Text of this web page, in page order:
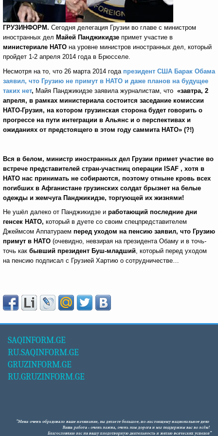
ГРУЗИНФОРМ. Сегодня делегация Грузии во главе с министром
иностранных дел Майей Панджикидзе примет участие в
министериале НАТО на уровне министров иностранных дел, который
пройдет 1-2 апреля 2014 года в Брюсселе.
Несмотря на то, что 26 марта 2014 года президент США Барак Обама
заявил, что Грузию не примут в НАТО и даже планов на будущее
таких нет, Майя Панджикидзе заявила журналистам, что «завтра, 2
апреля, в рамках министериала состоится заседание комиссии
НАТО-Грузия, на котором грузинская сторона будет говорить о
прогрессе на пути интеграции в Альянс и о перспективах и
ожиданиях от предстоящего в этом году саммита НАТО» (?!)
Вся в белом, министр иностранных дел Грузии примет участие во
встрече представителей стран-участниц операции ISAF , хотя в
НАТО нас принимать не собираются, поэтому отныне кровь всех
погибших в Афганистане грузинских солдат брызнет на белые
одежды и жемчуга Панджикидзе, торгующей их жизнями!
Не ушёл далеко от Панджикидзе и работающий последние дни
генсек НАТО, который в дуете со своим спецпредставителем
Джеймсом Аппатураем перед уходом на пенсию заявил, что Грузию
примут в НАТО (очевидно, невзирая на президента Обаму и в точь-
точь как бывший президент Буш-младший, который перед уходом
на пенсию подписал с Грузией Хартию о сотрудничестве…
SAQINFORM.GE
RU.SAQINFORM.GE
GRUZINFORM.GE
RU.GRUZINFORM.GE